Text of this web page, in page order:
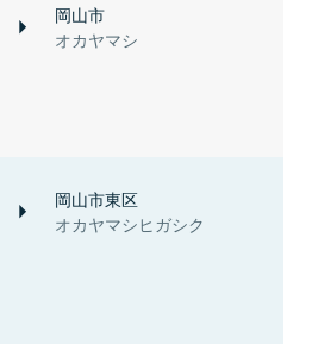
岡山市
オカヤマシ
岡山市東区
オカヤマシヒガシク